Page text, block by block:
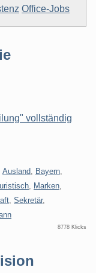
Office-Jobs
vollständig
Ausland Bayern
Marken
Sekretär,
8778 Klicks